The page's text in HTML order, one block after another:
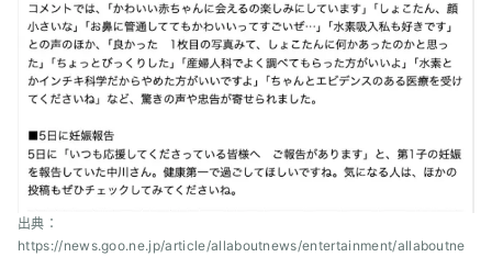
出典：
https://news.goo.ne.jp/article/allaboutnews/entertainment/allaboutne